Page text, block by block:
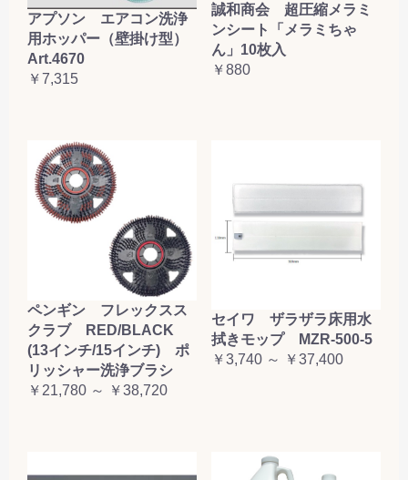
アプソン エアコン洗浄
用ホッパー（壁掛け型）
Art.4670
￥7,315
誠和商会 超圧縮メラミ
ンシート「メラミちゃ
ん」10枚入
￥880
ペンギン フレックスス
クラブ RED/BLACK
(13インチ/15インチ) ポ
リッシャー洗浄ブラシ
￥21,780 ～ ￥38,720
セイワ ザラザラ床用水
拭きモップ MZR-500-5
￥3,740 ～ ￥37,400